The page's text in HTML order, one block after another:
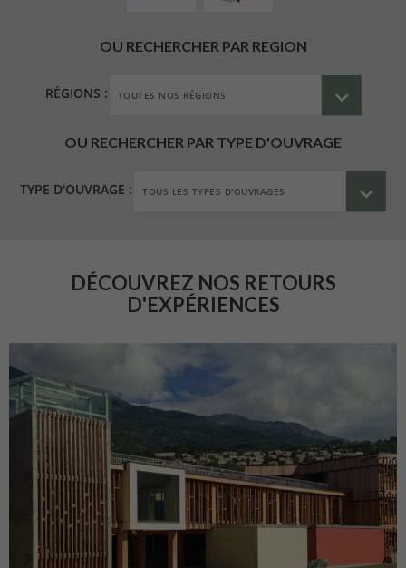
OU RECHERCHER PAR REGION
RÉGIONS :
OU RECHERCHER PAR TYPE D'OUVRAGE
TYPE D'OUVRAGE :
DÉCOUVREZ NOS RETOURS
D'EXPÉRIENCES